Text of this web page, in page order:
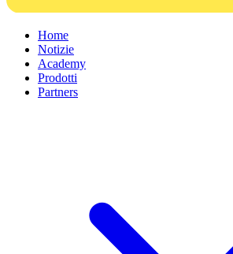
Home
Notizie
Academy
Prodotti
Partners